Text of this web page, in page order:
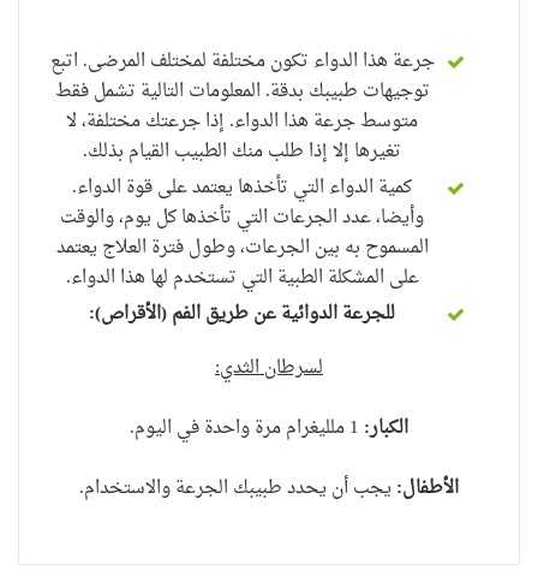
جرعة هذا الدواء تكون مختلفة لمختلف المرضى. اتبع
توجيهات طبيبك بدقة. المعلومات التالية تشمل فقط
متوسط ​​جرعة هذا الدواء. إذا جرعتك مختلفة، لا
تغيرها إلا إذا طلب منك الطبيب القيام بذلك.
كمية الدواء التي تأخذها يعتمد على قوة الدواء.
وأيضا، عدد الجرعات التي تأخذها كل يوم، والوقت
المسموح به بين الجرعات، وطول فترة العلاج يعتمد
على المشكلة الطبية التي تستخدم لها هذا الدواء.
للجرعة الدوائية عن طريق الفم (الأقراص):
لسرطان الثدي:
الكبار:
الأطفال: یجب أن یحدد طبیبك الجرعة والاستخدام.